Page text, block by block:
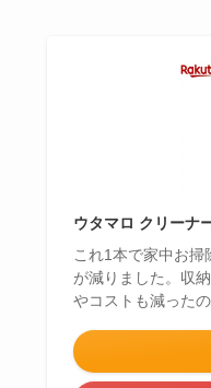
ウタマロ クリーナ
これ1本で家中お
が減りました。収
やコストも減った